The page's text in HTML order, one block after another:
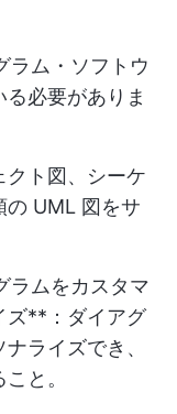
ラム・ソフトウ
必要がありま
クト図、シーケ
の UML 図をサ
ラムをカスタマ
ズ**：ダイアグ
ライズでき、
と。